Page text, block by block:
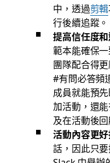
中，透過剪輯
行後續追蹤。
提高信任度和
範本能確保
團隊配合得
#有問必答頻
成員就能預
加活動，還
及在活動後回
活動內容更
話，因此只